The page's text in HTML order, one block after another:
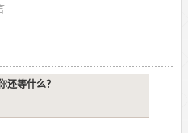
还等什么？